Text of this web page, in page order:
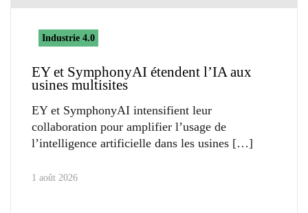
Industrie 4.0
EY et SymphonyAI étendent l’IA aux
usines multisites
EY et SymphonyAI intensifient leur
collaboration pour amplifier l’usage de
l’intelligence artificielle dans les usines
1 août 2026